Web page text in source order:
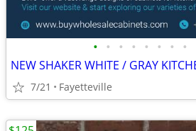
• • • • • • • •
NEW SHAKER WHITE / GRAY
7/21 Fayetteville